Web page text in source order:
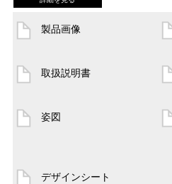
製品画像
取扱説明書
姿図
デザインシート